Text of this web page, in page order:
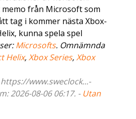
från Microsoft som
tag i kommer nästa Xbox-
kunna spela spel
Microsofts. Omnämnda
Helix,Xbox Series,Xbox
www.sweclock...-
2026-08-06 06:17. - Utan